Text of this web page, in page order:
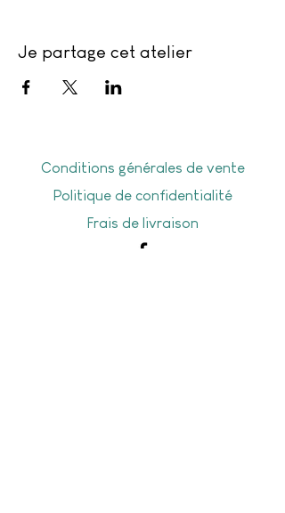
Je partage cet atelier
Conditions générales de vente
Politique de confidentialité
Frais de livraison